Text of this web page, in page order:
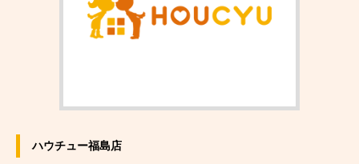
ハウチュー福島店